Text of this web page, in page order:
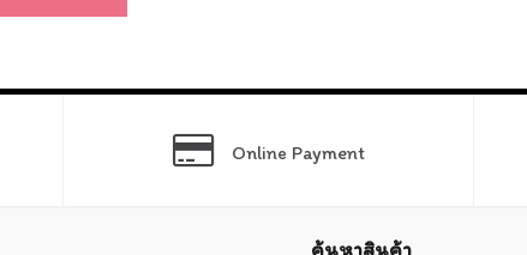
Online Payment
ค้นหาสินค้า